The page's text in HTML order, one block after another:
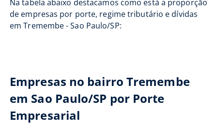
Na tabela abaixo destacamos como está a proporção
de empresas por porte, regime tributário e dívidas
em Tremembe - Sao Paulo/SP:
Empresas no bairro Tremembe
em Sao Paulo/SP por Porte
Empresarial